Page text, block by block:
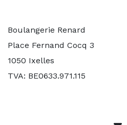
Boulangerie Renard
Place Fernand Cocq 3
1050 Ixelles
TVA: BE0633.971.115